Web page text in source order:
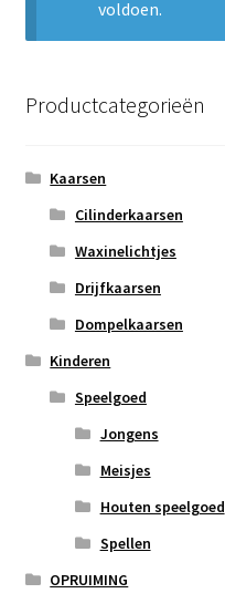
voldoen.
Productcategorieën
Kaarsen
Cilinderkaarsen
Waxinelichtjes
Drijfkaarsen
Dompelkaarsen
Kinderen
Speelgoed
Jongens
Meisjes
Houten speelgoed
Spellen
OPRUIMING